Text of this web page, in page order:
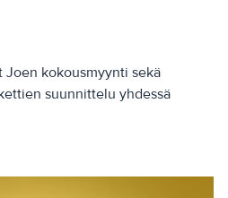
kokousmyynti sekä
suunnittelu yhdessä